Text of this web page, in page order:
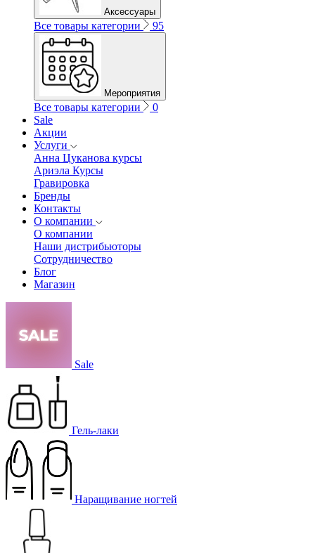
Аксессуары
Все товары категории 95
Мероприятия
Все товары категории
0
Sale
Акции
Услуги
Анна Цуканова курсы
Ариэла Курсы
Гравировка
Бренды
Контакты
О компании
О компании
Наши дистрибьюторы
Сотрудничество
Блог
Магазин
Sale
Гель-лаки
Наращивание ногтей